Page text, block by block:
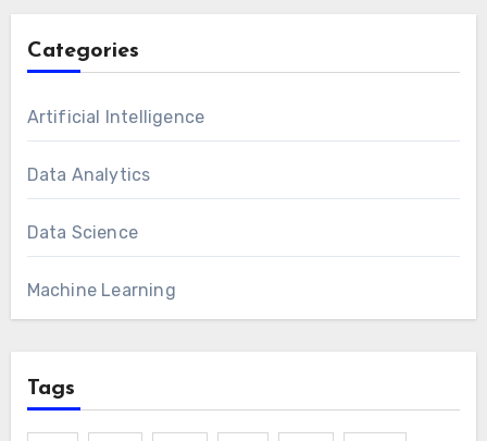
Categories
Artificial Intelligence
Data Analytics
Data Science
Machine Learning
Tags